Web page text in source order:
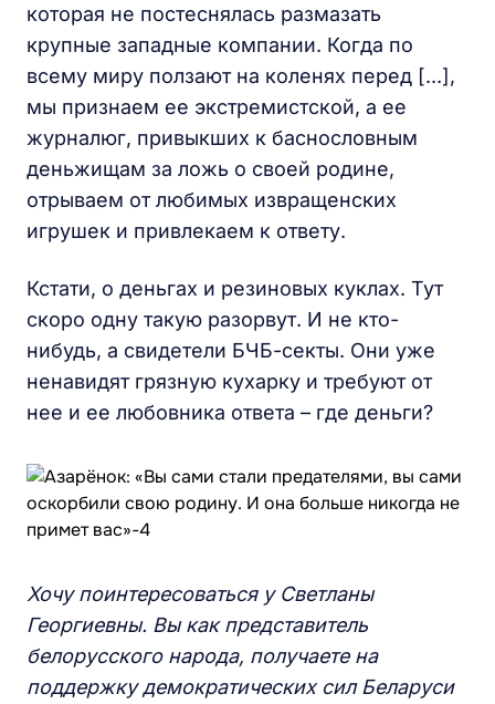
которая не постеснялась размазать
крупные западные компании. Когда по
всему миру ползают на коленях перед [...],
мы признаем ее экстремистской, а ее
журналюг, привыкших к баснословным
деньжищам за ложь о своей родине,
отрываем от любимых извращенских
игрушек и привлекаем к ответу.
Кстати, о деньгах и резиновых куклах. Тут
скоро одну такую разорвут. И не кто-
нибудь, а свидетели БЧБ-секты. Они уже
ненавидят грязную кухарку и требуют от
нее и ее любовника ответа – где деньги?
Хочу поинтересоваться у Светланы
Георгиевны. Вы как представитель
белорусского народа, получаете на
поддержку демократических сил Беларуси